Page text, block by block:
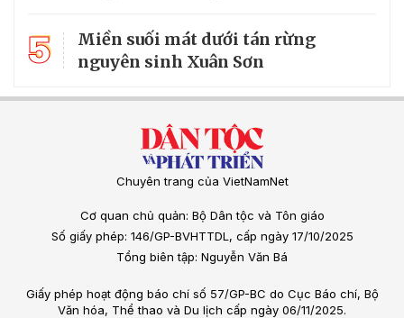
5
Miền suối mát dưới tán rừng
nguyên sinh Xuân Sơn
Chuyên trang của VietNamNet
Cơ quan chủ quản: Bộ Dân tộc và Tôn giáo
Số giấy phép: 146/GP-BVHTTDL, cấp ngày 17/10/2025
Tổng biên tập: Nguyễn Văn Bá
Giấy phép hoạt động báo chí số 57/GP-BC do Cục Báo chí, Bộ
Văn hóa, Thể thao và Du lịch cấp ngày 06/11/2025.